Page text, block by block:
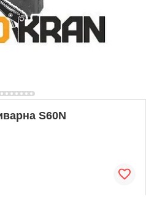
S60N